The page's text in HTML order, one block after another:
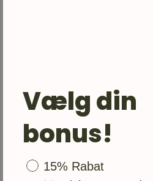
Vælg din
bonus!
Bonusgave
15% Rabat